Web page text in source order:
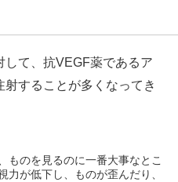
して、抗VEGF薬であるア
することが多くなってき
ものを見るのに一番大事なとこ
力が低下し、ものが歪んだり、